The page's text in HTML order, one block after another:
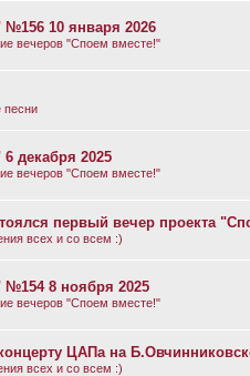
10 января 2026
вечеров "Споем вместе!"
песни
декабря 2025
вечеров "Споем вместе!"
первый вечер проекта
всех и со всем :)
8 ноября 2025
вечеров "Споем вместе!"
ЦАПа на
всех и со всем :)